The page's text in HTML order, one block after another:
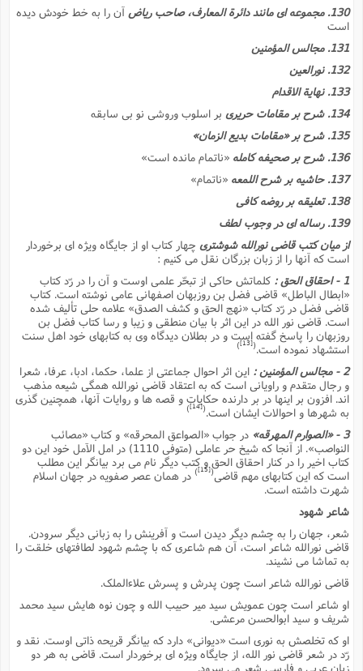
130. مجموعه اى مانند دائرة المعارف، صاحب ریاض
آن را به خط خودش دیده
است
131. مجالس المؤمنین
132. نورالعین
133. نهایة الاقدام
134. شرح بر مقامات حریرى
بر اسلوب وروشى نو بى سابقه
135. شرح بر «مقامات بدیع الزمان»
136. شرح بر صحیفه کامله
«ناتمام مانده است»
137. حاشیه بر شرح اللمعه
«ناتمام»
138. تعلیقه بر روضه کافى
139. رساله اى در وجوب لطف
از میان کتب قاضى نورالله شوشترىچهار کتاب او از جایگاه ویژه اى برخوردار
است که آنها را از زبان بزرگان نقل مى کنیم :
1 - احقاق الحق :
کلماتش حاکى از تبحّر علمى اوست و آن را در رّد کتاب
«ابطال الباطل» قاضى فضل بن روزبهان اصفهانى عامى نوشته است. کتاب
قاضى فضل در رّد کتاب «نهج الحق و کشف الصدق» علامه حلى تألیف شده
است. قاضى نور الله در این اثر با بیان منطقى و زیبا و رسا کتاب فضل بن
روزبهان را پاسخ گفته است و در بطلان دیدگاه وى به کتابهاى خود اهل سنت
استشهاد نموده است. [13]
)
2 - مجالس المؤمنین :
این اثر احوال جماعتى از علما، حکما، ادبا، عرفا، شعرا
و رجال متقدم و راویانى است که به اعتقاد قاضى نورالله همگى شیعه مذهب
اند. افزون بر اینها در بر دارنده حکایات و قصه ها و روایات آنها، همچنین گذرى
به شهرها و احوالات ایشان است. [14]
)
3 - «الصوارم المهرقه»
در جواب «الصواعق المحرقه» و کتاب «مصائب
النواصب». از آنجا که شیخ حر عاملى (متوفى 1110) در امل الآمل خود این دو
کتاب اخیر را در کنار احقاق الحق و کتب دیگر نام مى برد بیانگر این مطلب
است که این کتابهاى مهم قاضى(
[15]
)در همان عصر صفویه در جهان اسلام
شهرت داشته است.
شاعر شهود
شعر، جهان را به چشم دیگر دیدن است و آفرینش را به زبانى دیگر سرودن.
قاضى نورالله شاعر است، آن هم شاعرى که با چشم شهود لطافتهاى خلقت را
به تماشا مى نشیند.
قاضى نورالله شاعر است چون پدرش و پسرش علاءالملک.
او شاعر است چون عمویش سید میر حبیب الله و چون نوه هایش سید محمد
شریف و سید ابوالحسن مرعشى.
او که تخلصش به نورى است «دیوانى» دارد که بیانگر قریحه ذاتى اوست. نقد و
رّد در شعر قاضى نور الله، از جایگاه ویژه اى برخوردار است. قاضى به هر دو
زبان عربى و فارسى شعر مى سرود.